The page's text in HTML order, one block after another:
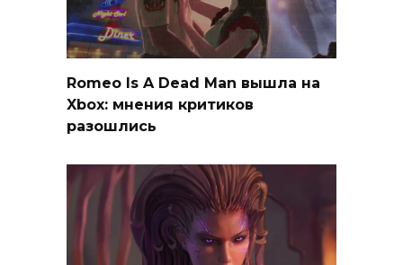
Romeo Is A Dead Man вышла на
Xbox: мнения критиков
разошлись